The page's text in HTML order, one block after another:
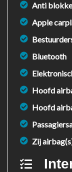
Anti
Apple
Bluetooth
Hoofd
Hoofd
Zij